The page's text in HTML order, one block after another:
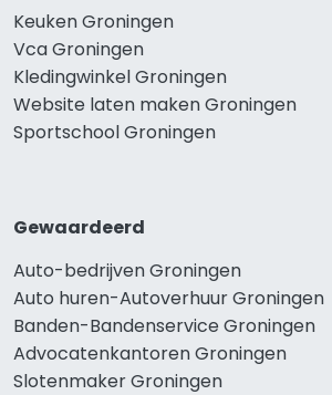
Keuken Groningen
Vca Groningen
Kledingwinkel Groningen
Website laten maken Groningen
Sportschool Groningen
Gewaardeerd
Auto-bedrijven Groningen
Auto huren-Autoverhuur Groningen
Banden-Bandenservice Groningen
Advocatenkantoren Groningen
Slotenmaker Groningen